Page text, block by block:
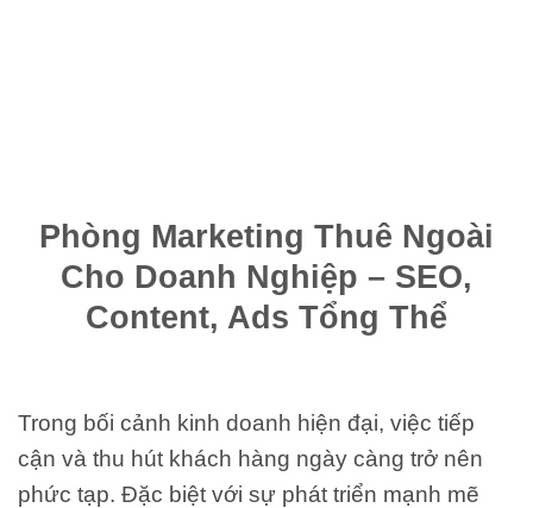
Phòng Marketing Thuê Ngoài
Cho Doanh Nghiệp – SEO,
Content, Ads Tổng Thể
Trong bối cảnh kinh doanh hiện đại, việc tiếp
cận và thu hút khách hàng ngày càng trở nên
phức tạp. Đặc biệt với sự phát triển mạnh mẽ